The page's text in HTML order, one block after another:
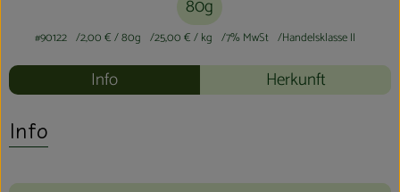
80g
#90122 2,00 €/ 80g 25,00 €/ kg 7% MwSt Handelsklasse II
Info Herkunft
Info